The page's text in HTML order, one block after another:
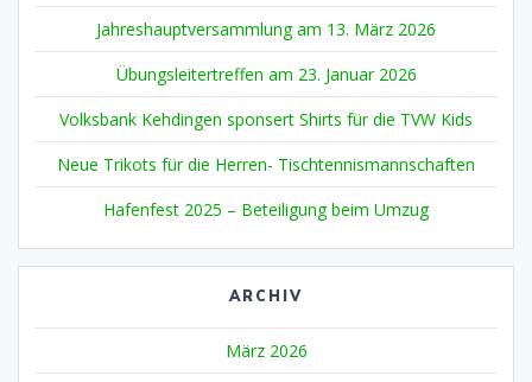
Jahreshauptversammlung am 13. März 2026
Übungsleitertreffen am 23. Januar 2026
Volksbank Kehdingen sponsert Shirts für die TVW Kids
Neue Trikots für die Herren- Tischtennismannschaften
Hafenfest 2025 – Beteiligung beim Umzug
ARCHIV
März 2026